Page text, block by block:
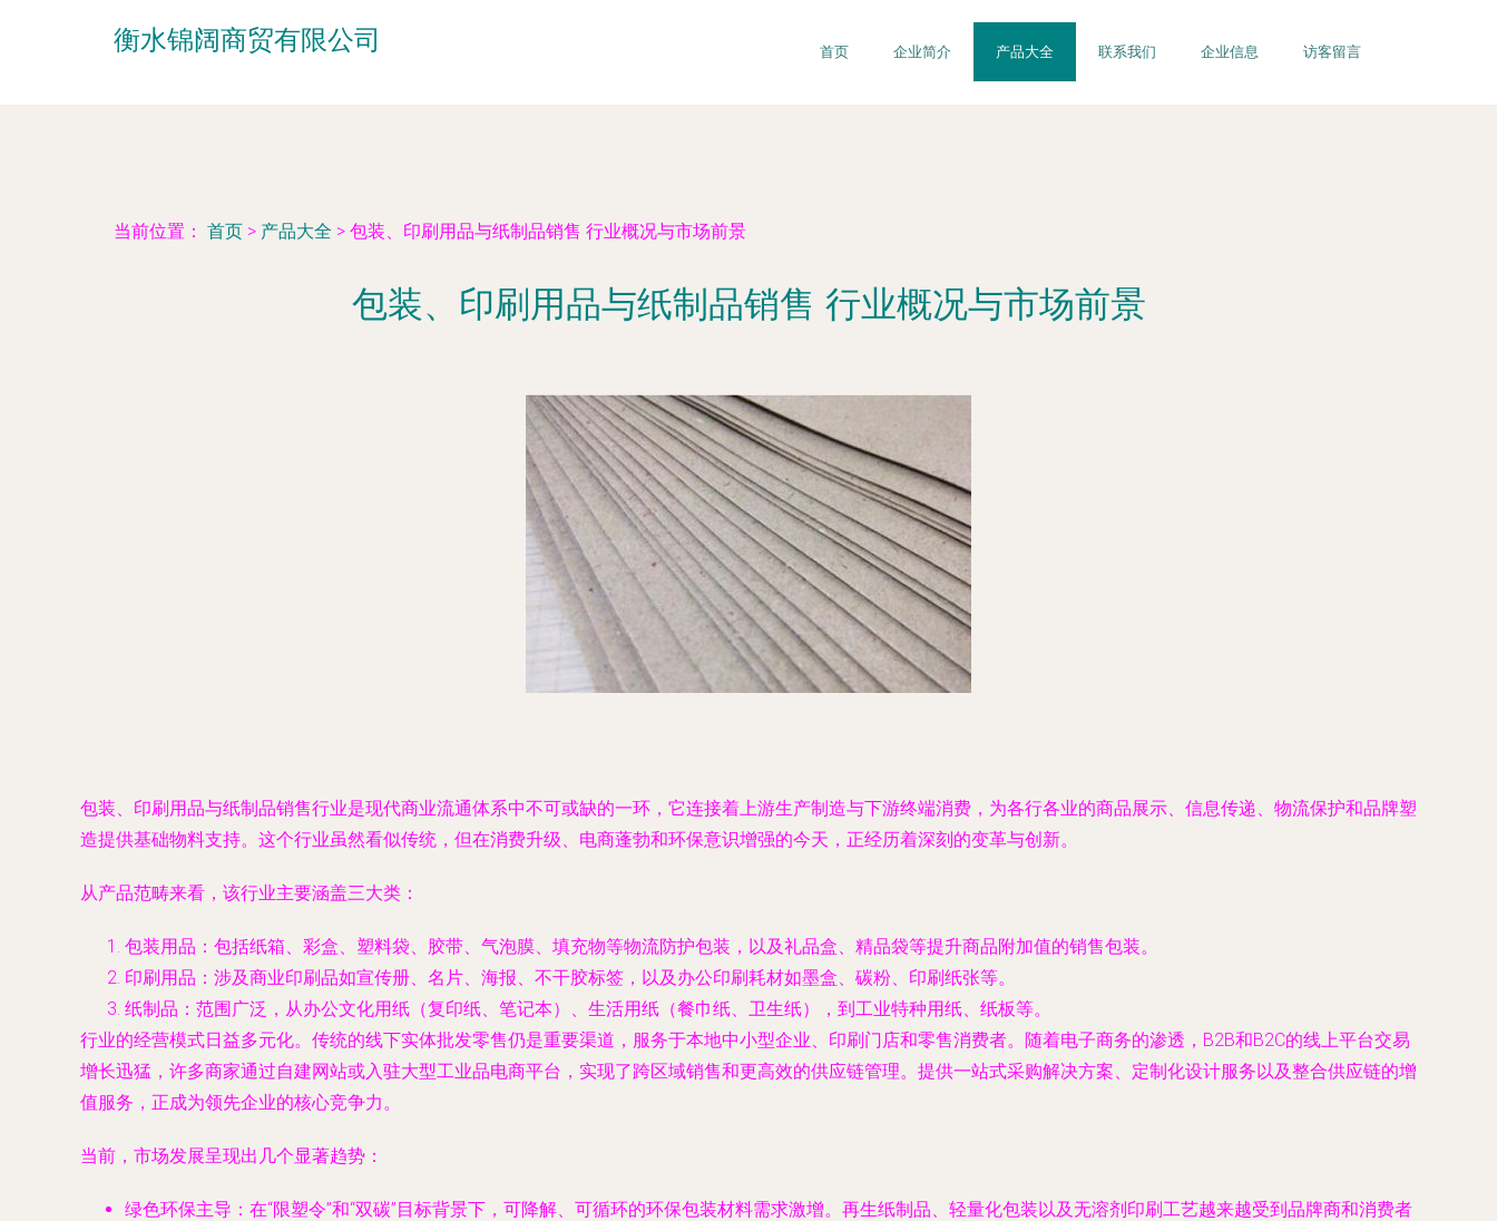
衡水锦阔商贸有限公司 首页 企业简介 产品大全 联系我们 企业信息 访客留言
当前位置： 首页 > 产品大全 > 包装、印刷用品与纸制品销售 行业概况与市场前景
包装、印刷用品与纸制品销售 行业概况与市场前景
包装、印刷用品与纸制品销售行业是现代商业流通体系中不可或缺的一环，它连接着上游生产制造与下游终端消费，为各行各业的商品展示、信息传递、物流保护和品牌塑
造提供基础物料支持。这个行业虽然看似传统，但在消费升级、电商蓬勃和环保意识增强的今天，正经历着深刻的变革与创新。
从产品范畴来看，该行业主要涵盖三大类：
包装用品 ：包括纸箱、彩盒、塑料袋、胶带、气泡膜、填充物等物流防护包装，以及礼品盒、精品袋等提升商品附加值的销售包装。
印刷用品 ：涉及商业印刷品如宣传册、名片、海报、不干胶标签，以及办公印刷耗材如墨盒、碳粉、印刷纸张等。
纸制品 ：范围广泛，从办公文化用纸（复印纸、笔记本）、生活用纸（餐巾纸、卫生纸），到工业特种用纸、纸板等。
行业的经营模式日益多元化。传统的线下实体批发零售仍是重要渠道，服务于本地中小型企业、印刷门店和零售消费者。随着电子商务的渗透，B2B和B2C的线上平台交易
增长迅猛，许多商家通过自建网站或入驻大型工业品电商平台，实现了跨区域销售和更高效的供应链管理。提供一站式采购解决方案、定制化设计服务以及整合供应链的增
值服务，正成为领先企业的核心竞争力。
当前，市场发展呈现出几个显著趋势：
绿色环保主导 ：在“限塑令”和“双碳”目标背景下，可降解、可循环的环保包装材料需求激增。再生纸制品、轻量化包装以及无溶剂印刷工艺越来越受到品牌商和消费者